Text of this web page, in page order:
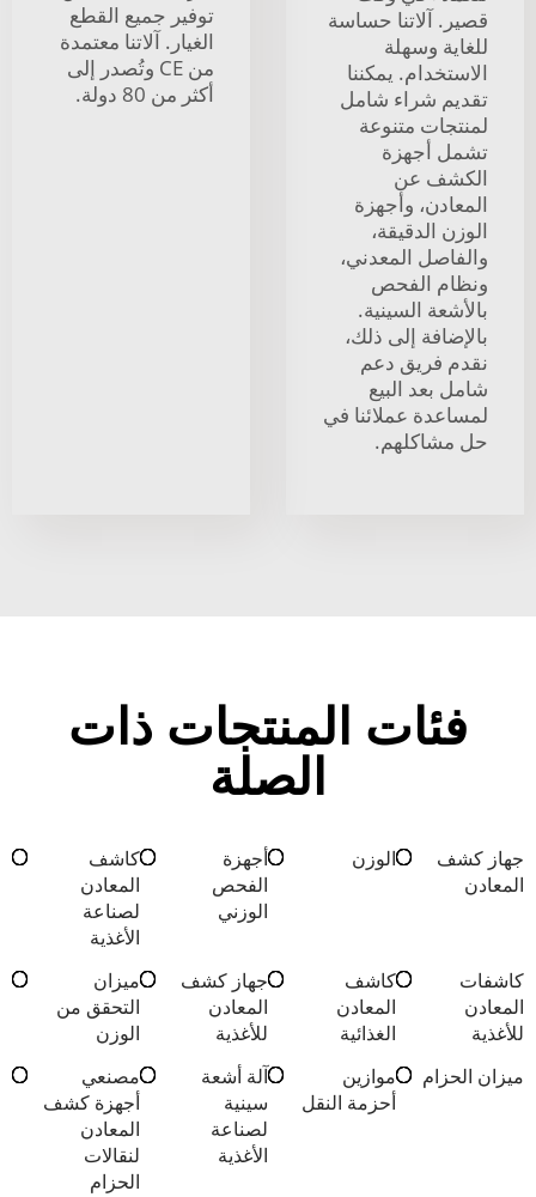
قصير. آلاتنا حساسة
للغاية وسهلة
الاستخدام. يمكننا
تقديم شراء شامل
لمنتجات متنوعة
تشمل أجهزة
الكشف عن
المعادن، وأجهزة
الوزن الدقيقة،
والفاصل المعدني،
ونظام الفحص
بالأشعة السينية.
بالإضافة إلى ذلك،
نقدم فريق دعم
شامل بعد البيع
لمساعدة عملائنا في
حل مشاكلهم.
توفير جميع القطع
الغيار. آلاتنا معتمدة
من CE وتُصدر إلى
أكثر من 80 دولة.
فئات المنتجات ذات
الصلة
جهاز كشف
المعادن
الوزن
أجهزة
الفحص
الوزني
كاشف
المعادن
لصناعة
الأغذية
كاشفات
المعادن
للأغذية
كاشف
المعادن
الغذائية
جهاز كشف
المعادن
للأغذية
ميزان
التحقق من
الوزن
ميزان الحزام
موازين
أحزمة النقل
آلة أشعة
سينية
لصناعة
الأغذية
مصنعي
أجهزة كشف
المعادن
لنقالات
الحزام